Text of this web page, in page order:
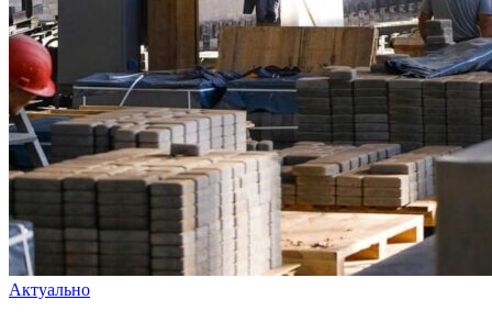
Актуально